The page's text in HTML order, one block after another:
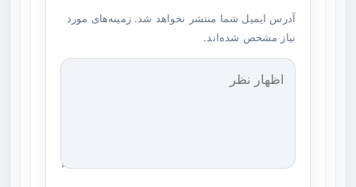
آدرس ایمیل شما منتشر نخواهد شد. زمینه‌های مورد
نیاز مشخص شده‌اند.